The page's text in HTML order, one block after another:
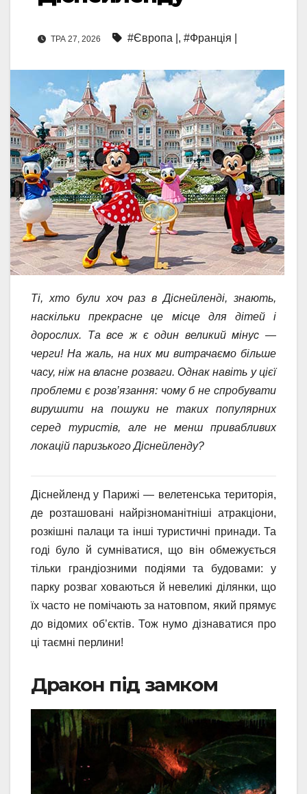
ТРА 27, 2026 #Європа | , #Франція |
Ті, хто були хоч раз в Діснейленді, знають,
наскільки прекрасне це місце для дітей і
дорослих. Та все ж є один великий мінус —
черги! На жаль, на них ми витрачаємо більше
часу, ніж на власне розваги. Однак навіть у цієї
проблеми є розв’язання: чому б не спробувати
вирушити на пошуки не таких популярних
серед туристів, але не менш привабливих
локацій паризького Діснейленду?
Діснейленд у Парижі — велетенська територія,
де розташовані найрізноманітніші атракціони,
розкішні палаци та інші туристичні принади. Та
годі було й сумніватися, що він обмежується
тільки грандіозними подіями та будовами: у
парку розваг ховаються й невеликі ділянки, що
їх часто не помічають за натовпом, який прямує
до відомих об’єктів. Тож нумо дізнаватися про
ці таємні перлини!
Дракон під замком